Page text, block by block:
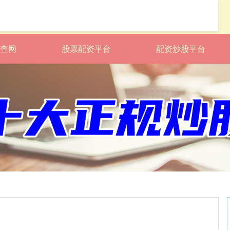
网 股票配资平台 配资炒股平台